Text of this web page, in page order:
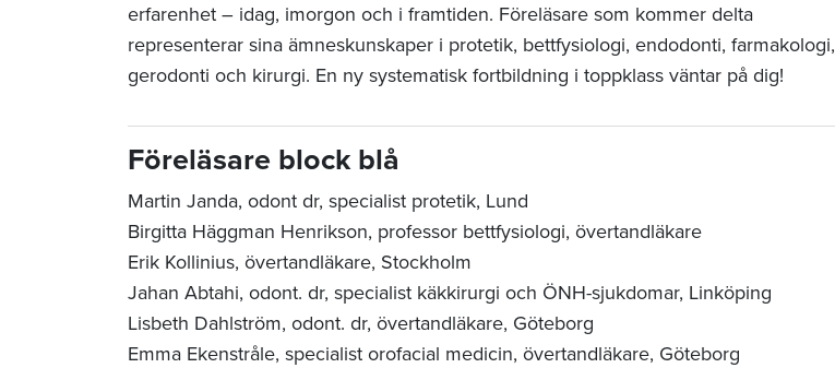
erfarenhet – idag, imorgon och i framtiden. Föreläsare som kommer delta
representerar sina ämneskunskaper i protetik, bettfysiologi, endodonti, farmakologi,
gerodonti och kirurgi. En ny systematisk fortbildning i toppklass väntar på dig!
Föreläsare block blå
Martin Janda, odont dr, specialist protetik, Lund
Birgitta Häggman Henrikson, professor bettfysiologi, övertandläkare
Erik Kollinius, övertandläkare, Stockholm
Jahan Abtahi, odont. dr, specialist käkkirurgi och ÖNH-sjukdomar, Linköping
Lisbeth Dahlström, odont. dr, övertandläkare, Göteborg
Emma Ekenstråle, specialist orofacial medicin, övertandläkare, Göteborg